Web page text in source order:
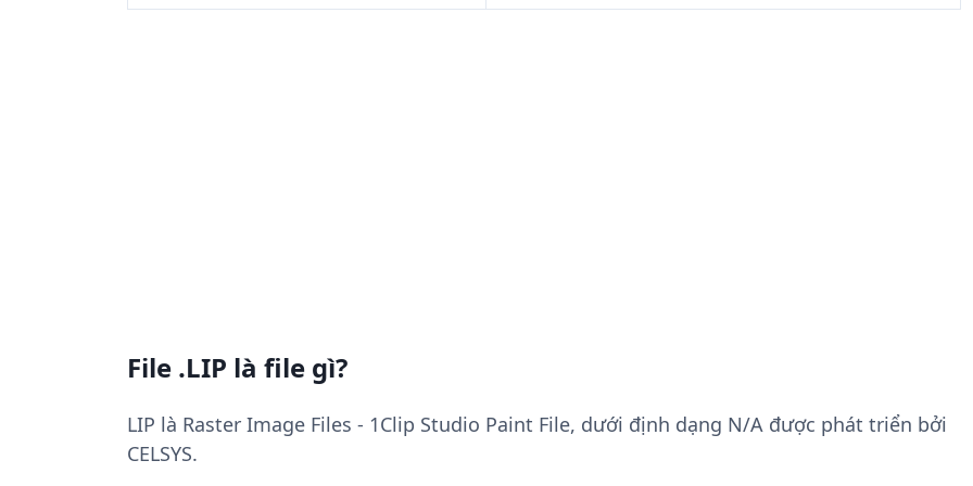
File .LIP là file gì?
LIP là Raster Image Files - 1Clip Studio Paint File, dưới định dạng N/A được phát triển bởi
CELSYS.